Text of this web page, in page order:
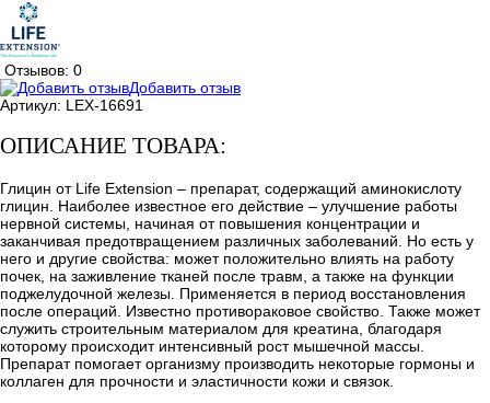
Отзывов: 0
Добавить отзыв
Артикул: LEX-16691
ОПИСАНИЕ ТОВАРА:
Глицин от Life Extension – препарат, содержащий аминокислоту
глицин. Наиболее известное его действие – улучшение работы
нервной системы, начиная от повышения концентрации и
заканчивая предотвращением различных заболеваний. Но есть у
него и другие свойства: может положительно влиять на работу
почек, на заживление тканей после травм, а также на функции
поджелудочной железы. Применяется в период восстановления
после операций. Известно противораковое свойство. Также может
служить строительным материалом для креатина, благодаря
которому происходит интенсивный рост мышечной массы.
Препарат помогает организму производить некоторые гормоны и
коллаген для прочности и эластичности кожи и связок.